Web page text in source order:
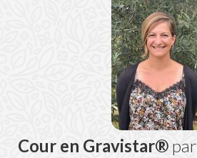
Cour en Gravistar® par